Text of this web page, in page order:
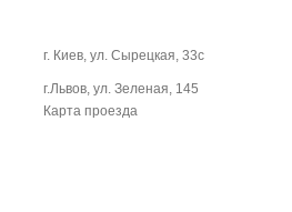
г. Киев, ул. Сырецкая, 33с
г.Львов, ул. Зеленая, 145
Карта проезда